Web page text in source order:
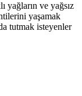
yağların ve yağsız
yaşamak
tutmak isteyenler